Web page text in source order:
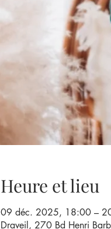
Heure et lieu
09 déc. 2025, 18:00 –
Draveil, 270 Bd Henri